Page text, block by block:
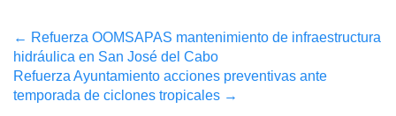
Post
navigation
← Refuerza OOMSAPAS mantenimiento de infraestructura
hidráulica en San José del Cabo
Refuerza Ayuntamiento acciones preventivas ante
temporada de ciclones tropicales →